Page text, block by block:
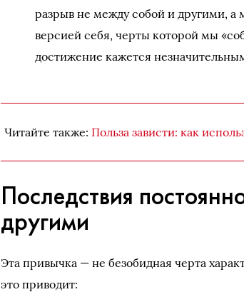
разрыв не между собой и другими,
версией себя, черты которой мы
достижение кажется
Читайте также: Польза зависти: как
Последствия
другими
Эта привычка — не безобидная черта
это приводит: